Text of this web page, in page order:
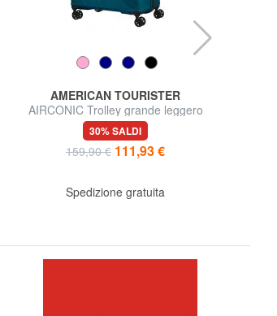
AMERICAN TOURISTER
AIRCONIC Trolley grande leggero
30% SALDI
159,90 € 111,93 €
Spedizione gratuita